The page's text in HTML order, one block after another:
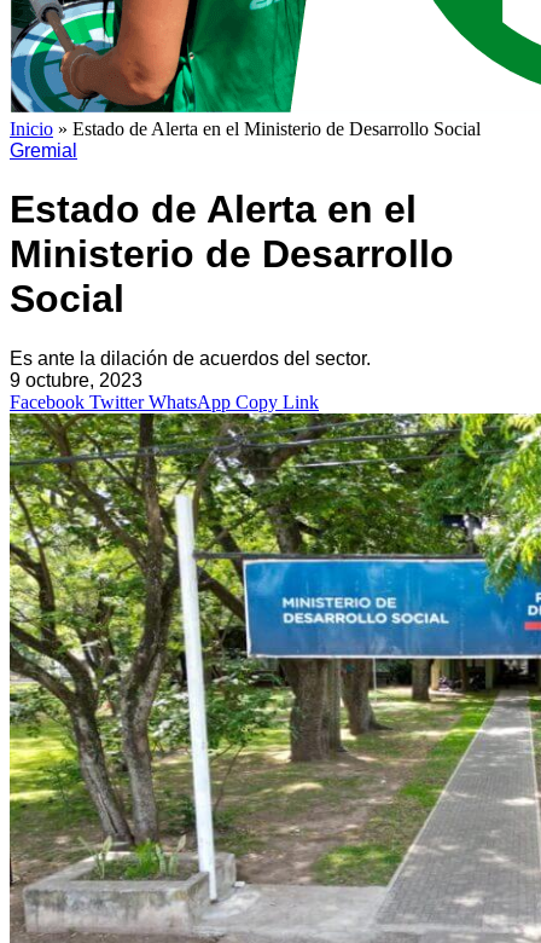
Inicio » Estado de Alerta en el Ministerio de Desarrollo Social
Gremial
Estado de Alerta en el
Ministerio de Desarrollo
Social
Es ante la dilación de acuerdos del sector.
9 octubre, 2023
Facebook Twitter WhatsApp Copy Link